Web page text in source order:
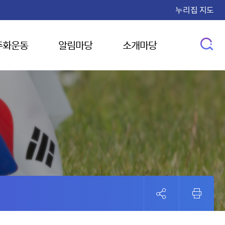
누리집 지도
운동 알림마당 소개마당